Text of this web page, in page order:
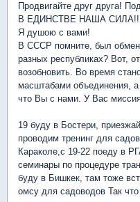
Продвигайте друг друга!
В ЕДИНСТВЕ НАША СИЛА!!!
Я душою с вами!
В СССР помните, был
разных республиках? Вот,
возобновить. Во время
масштабами объединения,
что Вы с нами. У Вас
19 буду в Бостери,
проводим тренинг для
Караколе,с 19-22 поеду в
семинары по процедуре
буду в Бишкек, там тоже
омсу для садоводов Так